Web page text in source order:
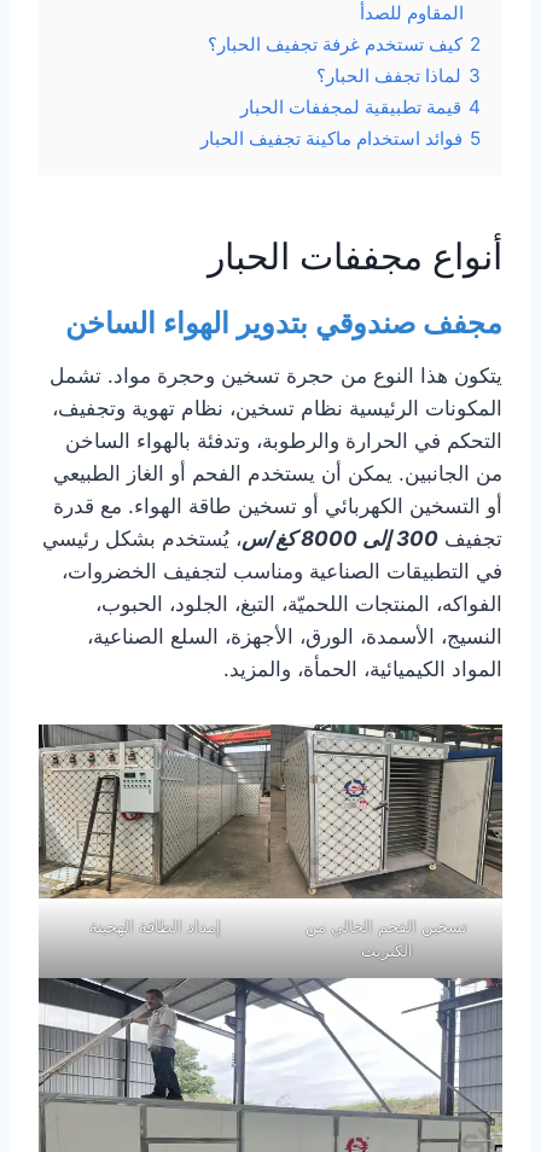
المقاوم للصدأ
2 كيف تستخدم غرفة تجفيف الحبار؟
3 لماذا تجفف الحبار؟
4 قيمة تطبيقية لمجففات الحبار
5 فوائد استخدام ماكينة تجفيف الحبار
أنواع مجففات الحبار
مجفف صندوقي بتدوير الهواء الساخن
يتكون هذا النوع من حجرة تسخين وحجرة مواد. تشمل
المكونات الرئيسية نظام تسخين، نظام تهوية وتجفيف،
التحكم في الحرارة والرطوبة، وتدفئة بالهواء الساخن
من الجانبين. يمكن أن يستخدم الفحم أو الغاز الطبيعي
أو التسخين الكهربائي أو تسخين طاقة الهواء. مع قدرة
تجفيف 300 إلى 8000 كغ/س
، يُستخدم بشكل رئيسي
في التطبيقات الصناعية ومناسب لتجفيف الخضروات،
الفواكه، المنتجات اللحميّة، التبغ، الجلود، الحبوب،
النسيج، الأسمدة، الورق، الأجهزة، السلع الصناعية،
المواد الكيميائية، الحمأة، والمزيد.
تسخين الفحم الخالي من
الكبريت
إمداد الطاقة الهجينة